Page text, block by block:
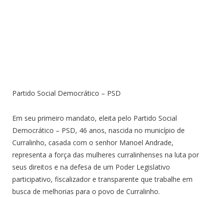
Partido Social Democrático – PSD
Em seu primeiro mandato, eleita pelo Partido Social
Democrático – PSD, 46 anos, nascida no município de
Curralinho, casada com o senhor Manoel Andrade,
representa a força das mulheres curralinhenses na luta por
seus direitos e na defesa de um Poder Legislativo
participativo, fiscalizador e transparente que trabalhe em
busca de melhorias para o povo de Curralinho.